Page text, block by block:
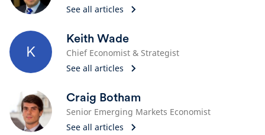
See all articles
K
Keith Wade
Chief Economist & Strategist
See all articles
Craig Botham
Senior Emerging Markets Economist
See all articles